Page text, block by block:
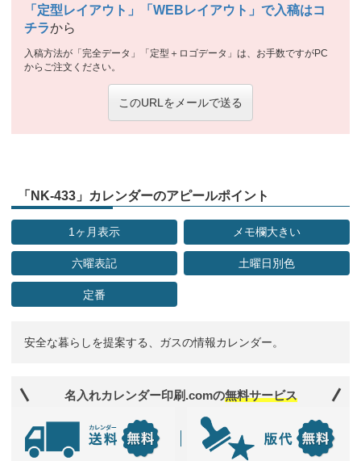
「定型レイアウト」「WEBレイアウト」で入稿はコ
チラから
入稿方法が「完全データ」「定型＋ロゴデータ」は、お手数ですがPC
からご注文ください。
このURLをメールで送る
「NK-433」カレンダーのアピールポイント
1ヶ月表示 メモ欄大きい
六曜表記 土曜日別色
定番
安全な暮らしを提案する、ガスの情報カレンダー。
名入れカレンダー印刷.comの無料サービス